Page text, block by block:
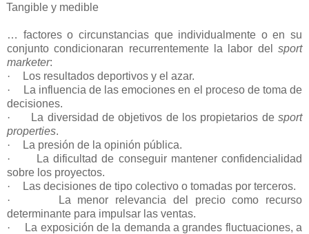
Tangible y medible
… factores o circunstancias que individualmente o en su
conjunto condicionaran recurrentemente la labor del sport
marketer:
·
Los resultados deportivos y el azar.
·
La influencia de las emociones en el proceso de toma de
decisiones.
·
La diversidad de objetivos de los propietarios desport
properties.
·
La presión de la opinión pública.
·
La dificultad de conseguir mantener confidencialidad
sobre los proyectos.
·
Las decisiones de tipo colectivo o tomadas por terceros.
·
La menor relevancia del precio como recurso
determinante para impulsar las ventas.
·
La exposición de la demanda a grandes fluctuaciones, a